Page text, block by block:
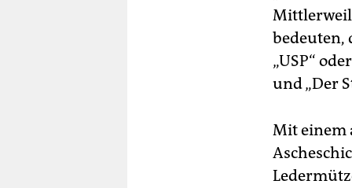
bedeuten,
„USP“
und „Der
Mit einem